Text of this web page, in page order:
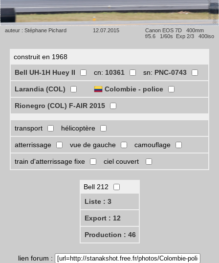
auteur : Stéphane Pichard 12.07.2015
Canon EOS 7D 400mm
f/5.6 1/60s Exp 2/3 400iso
construit en 1968
Bell UH-1H Huey II
cn: 10361 sn: PNC-0743
Larandia (COL) Colombie - police
Rionegro (COL) F-AIR 2015
transport hélicoptère
atterrissage vue de gauche camouflage
train d'atterrissage fixe ciel couvert
Bell 212
Liste : 3
Export : 12
Production : 46
lien forum :